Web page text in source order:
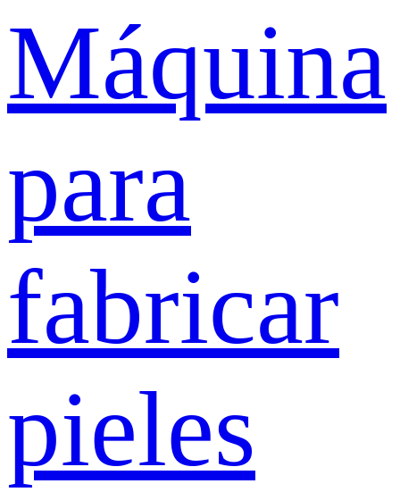
Máquina
para
fabricar
pieles